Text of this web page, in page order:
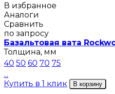
В избранное
Аналоги
Сравнить
по запросу
Базальтовая вата
Толщина, мм
40 50 60 70 75
...
Купить в 1 клик
В корзину